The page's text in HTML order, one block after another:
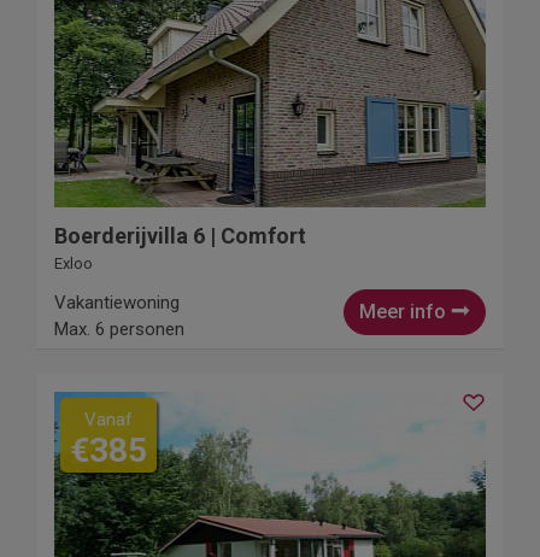
Boerderijvilla 6 | Comfort
Exloo
Meer info
Vakantiewoning
Max. 6 personen
Vanaf
€385